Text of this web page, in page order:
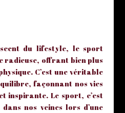
du lifestyle, le sport
radieuse, offrant bien plus
C’est une véritable
façonnant nos vies
inspirante. Le sport, c’est
nos veines lors d’une